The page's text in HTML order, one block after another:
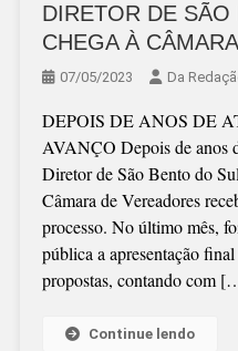
DIRETOR DE
CHEGA À CÂMARA
07/05/2023 Da
DEPOIS DE ANOS DE
AVANÇO Depois de anos
Diretor de São Bento do
Câmara de Vereadores
processo. No último mês,
pública a apresentação
propostas, contando com
Continue lendo